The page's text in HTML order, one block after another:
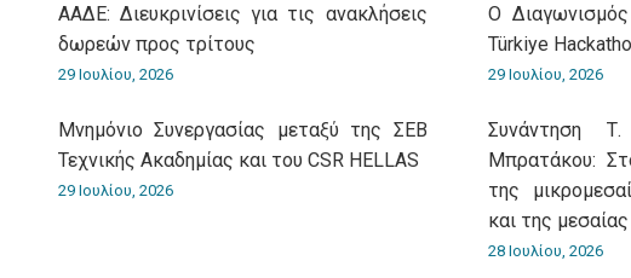
ΑΑΔΕ: Διευκρινίσεις για τις ανακλήσεις
δωρεών προς τρίτους
29 Ιουλίου, 2026
O
Türkiye
29 Ιουλίου, 2026
Μνημόνιο Συνεργασίας μεταξύ της ΣΕΒ
Τεχνικής Ακαδημίας και του CSR HELLAS
29 Ιουλίου, 2026
Συνάντηση
Μπρατάκου:
της
και της
28 Ιουλίου, 2026